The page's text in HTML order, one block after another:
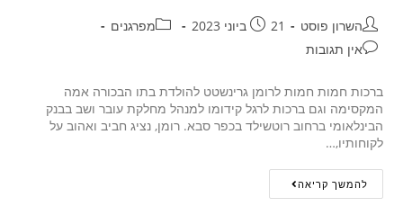
השרון פוסט 21 ביוני 2023
מפרגנים
אין תגובות
ברכות חמות חמות לרומן גרינשטט להולדת בתו הבכורה אמה
המקסימה וגם ברכות לרגל קידומו למנהל מחלקת עובר ושב בבנק
הבינלאומי ברחוב רוטשילד בכפר סבא. רומן, נציג חביב ואהוב על
לקוחותיו,…
להמשך קריאה